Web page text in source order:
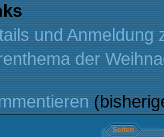
und Anmeldung
der
Seiten